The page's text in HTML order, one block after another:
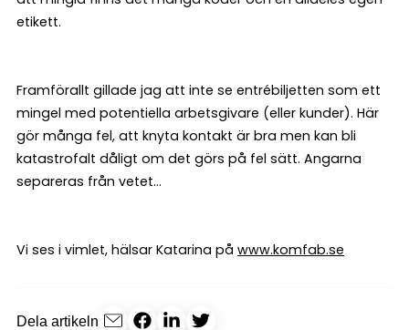
etikett.
Framförallt gillade jag att inte se entrébiljetten som ett
mingel med potentiella arbetsgivare (eller kunder). Här
gör många fel, att knyta kontakt är bra men kan bli
katastrofalt dåligt om det görs på fel sätt. Angarna
separeras från vetet...
Vi ses i vimlet, hälsar Katarina på www.komfab.se
Dela artikeln